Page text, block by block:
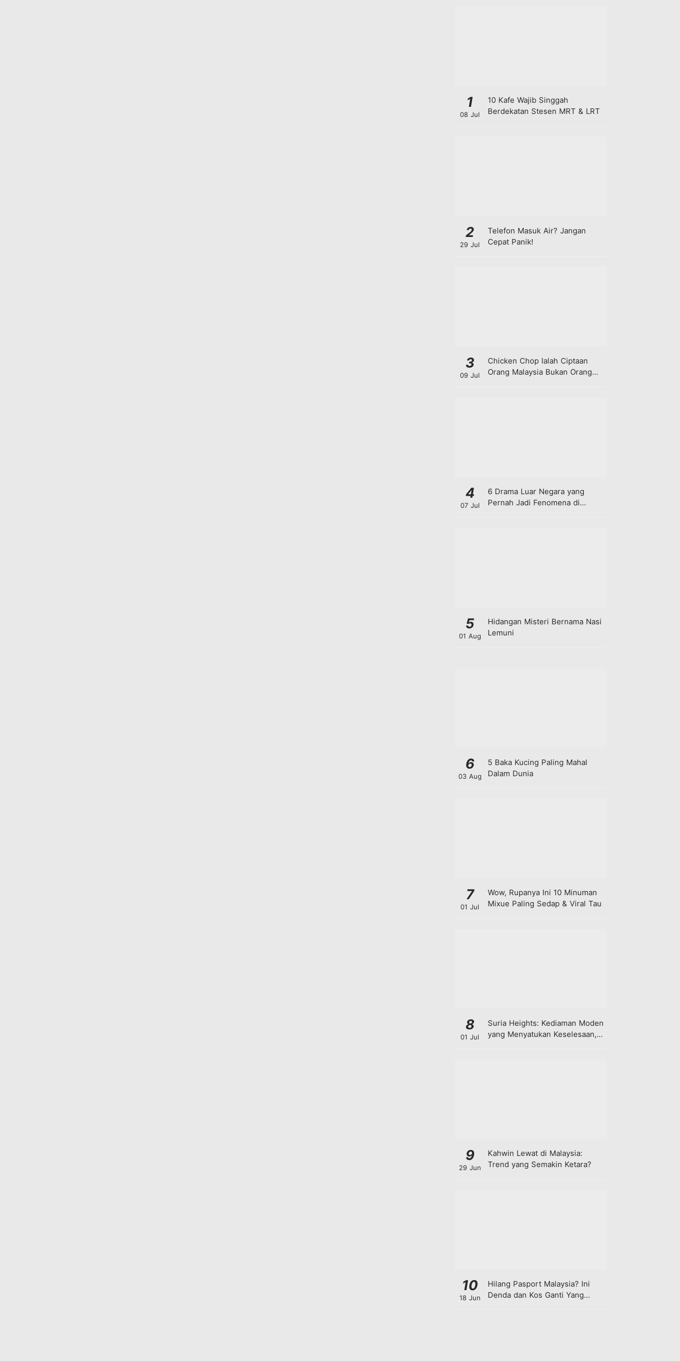
1
08 Jul
10 Kafe Wajib Singgah
Berdekatan Stesen MRT & LRT
2
29 Jul
Telefon Masuk Air? Jangan
Cepat Panik!
3
09 Jul
Chicken Chop Ialah Ciptaan
Orang Malaysia Bukan Orang
4
07 Jul
6 Drama Luar Negara yang
Pernah Jadi Fenomena di
5
01 Aug
Hidangan Misteri Bernama Nasi
Lemuni
6
03 Aug
5 Baka Kucing Paling Mahal
Dalam Dunia
7
01 Jul
Wow, Rupanya Ini 10 Minuman
Mixue Paling Sedap & Viral Tau
8
01 Jul
Suria Heights: Kediaman Moden
yang Menyatukan Keselesaan,
9
29 Jun
Kahwin Lewat di Malaysia:
Trend yang Semakin Ketara?
10
18 Jun
Hilang Pasport Malaysia? Ini
Denda dan Kos Ganti Yang